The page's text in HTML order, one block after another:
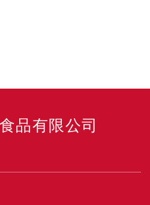
品有限公司